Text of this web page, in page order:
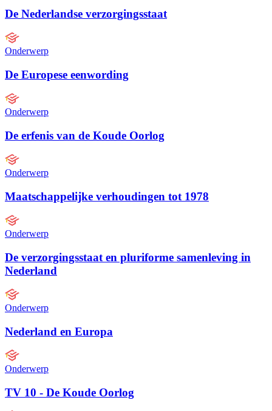
De Nederlandse verzorgingsstaat
Onderwerp
De Europese eenwording
Onderwerp
De erfenis van de Koude Oorlog
Onderwerp
Maatschappelijke verhoudingen tot 1978
Onderwerp
De verzorgingsstaat en pluriforme samenleving in
Nederland
Onderwerp
Nederland en Europa
Onderwerp
TV 10 - De Koude Oorlog